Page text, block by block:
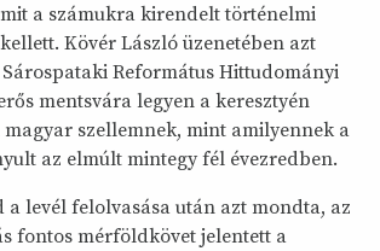
a számukra kirendelt történelmi
Kövér László üzenetében azt
Református Hittudományi
mentsvára legyen a keresztyén
magyar szellemnek, mint amilyennek a
az elmúlt mintegy fél évezredben.
a levél felolvasása után azt mondta, az
fontos mérföldkövet jelentett a